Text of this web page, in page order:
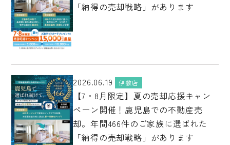
「納得の売却戦略」があります
2026.06.19 伊敷店
【7・8月限定】夏の売却応援キャン
ペーン開催！鹿児島での不動産売
却。年間466件のご家族に選ばれた
「納得の売却戦略」があります